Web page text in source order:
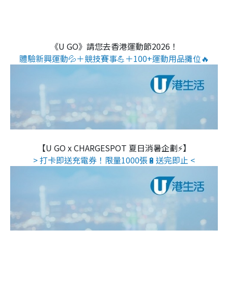
《U GO》請您去香港運動節2026！
體驗新興運動💦＋競技賽事💪＋100+運動用品攤位🔥
【U GO x CHARGESPOT 夏日消暑企劃⚡】
> 打卡即送充電券！限量1000張🔋送完即止 <